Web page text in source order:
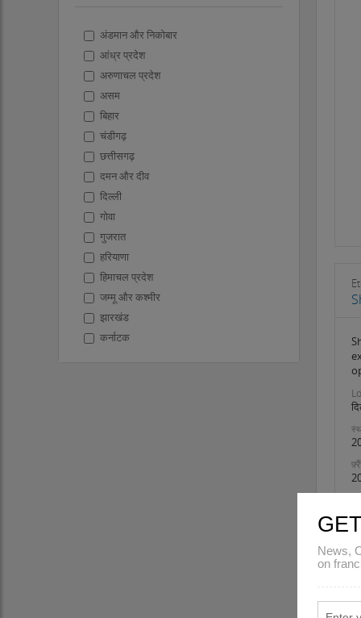
अंडमान और निकोबार
आंध्र प्रदेश
अरुणाचल प्रदेश
असम
बिहार
चंडीगढ़
छत्तीसगढ़
दमन और दीव
दिल्ली
गोवा
गुजरात
हरियाणा
हिमाचल प्रदेश
जम्मू और कश्मीर
झारखंड
कर्नाटक
News,
on